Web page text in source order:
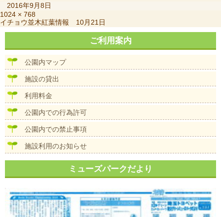
日:
2016年9月8日
フ
ル
サ
ズ
1024 × 768
投
稿
ビ
イチョウ並木紅葉情報 10月21日
ご利用案内
公園内マップ
施設の貸出
利用料金
公園内での行為許可
公園内での禁止事項
施設利用のお知らせ
ミューズパークだより